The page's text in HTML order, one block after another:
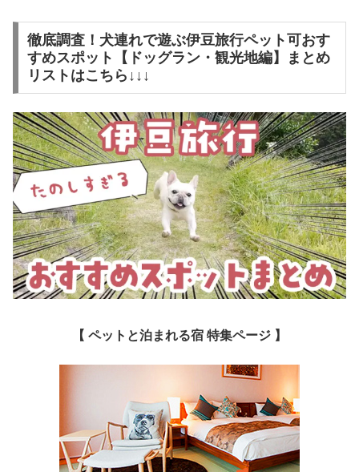
徹底調査！犬連れで遊ぶ伊豆旅行ペット可おす
すめスポット【ドッグラン・観光地編】まとめ
リストはこちら↓↓↓
【 ペットと泊まれる宿 特集ページ 】